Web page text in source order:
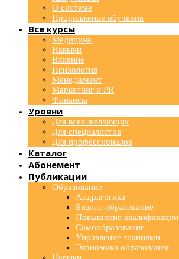
О системе
Продолжение обучения
Все курсы
Медицина
Навыки
Влияние
Психология
Менеджмент
Маркетинг и PR
Финансы
Уровни
Для всех желающих
Для специалистов
Для профессионалов
Каталог
Абонемент
Публикации
Образование
Андрагогика
Бизнес-образование
Повышение квалификации
Самообразование
Управление знаниями
Экономика образования